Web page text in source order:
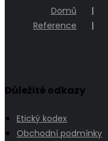
Důležité odkazy
Etický kodex
Obchodní podmínky
Domů
Reference